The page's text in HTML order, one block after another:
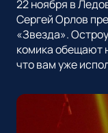
22 ноября в
Сергей Орлов
«Звезда».
комика обещают
что вам уже